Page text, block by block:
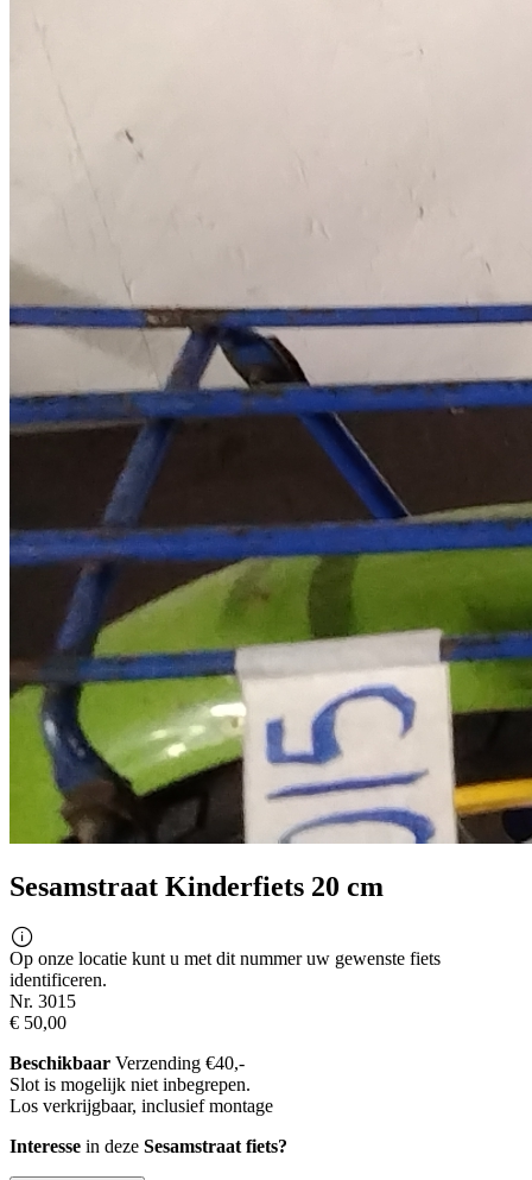
Sesamstraat Kinderfiets 20 cm
Op onze locatie kunt u met dit nummer uw gewenste fiets
identificeren.
Nr. 3015
€ 50,00
Beschikbaar Verzending €40,-
Slot is mogelijk niet inbegrepen.
Los verkrijgbaar, inclusief montage
Interesse in deze Sesamstraat fiets?